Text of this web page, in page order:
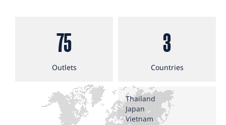
75
Outlets
3
Countries
Thailand
Japan
Vietnam